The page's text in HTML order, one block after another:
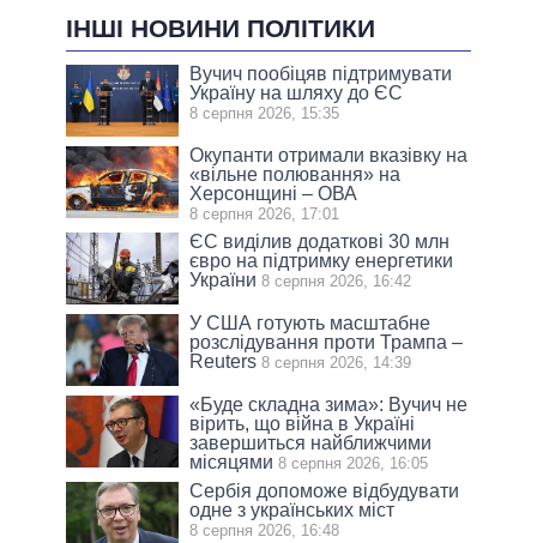
ІНШІ НОВИНИ ПОЛІТИКИ
Вучич пообіцяв підтримувати
Україну на шляху до ЄС
8 серпня 2026, 15:35
Окупанти отримали вказівку на
«вільне полювання» на
Херсонщині – ОВА
8 серпня 2026, 17:01
ЄС виділив додаткові 30 млн
євро на підтримку енергетики
України 8 серпня 2026, 16:42
У США готують масштабне
розслідування проти Трампа –
Reuters 8 серпня 2026, 14:39
«Буде складна зима»: Вучич не
вірить, що війна в Україні
завершиться найближчими
місяцями 8 серпня 2026, 16:05
Сербія допоможе відбудувати
одне з українських міст
8 серпня 2026, 16:48